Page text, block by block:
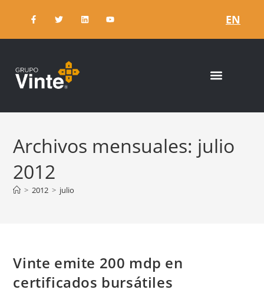
EN
Archivos mensuales: julio
2012
> 2012 > julio
Vinte emite 200 mdp en
certificados bursátiles